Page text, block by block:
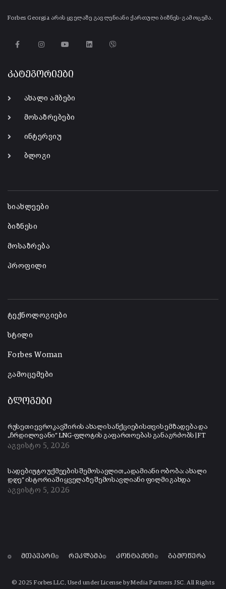
Forbes Georgia არის ყველაზე გავლენიანი ქართული ბიზნეს-გამოცემა.
კატეგორიები
ახალი ამბები
მოსაზრებები
ინტერვიუ
ბლოგი
სიახლეები
ბიზნესი
მოსაზრება
პროფილი
ტექნოლოგიები
სტილი
Forbes Woman
გამოცემები
ბლოგები
რუსეთი ევროკავშირის ახალი სანქციებისთვის ემზადება და
„ჩრდილოვანი“ LNG-ფლოტის გაფართოებას განაგრძობს | FT
აგვისტო 5, 2026
სადებიუტო უქმეების შემოსავლით „ადამიანი ობობა: ახალი
დღე“ ისტორიაში ყველაზე შემოსავლიანი ფილმი გახდა
აგვისტო 5, 2026
მთავარი რეკლამა კონტაქტი გამოწერა
© 2025 Forbes LLC, Used under License by Media Partners JSC. All Rights